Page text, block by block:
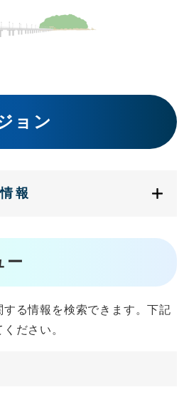
ョン
報
ー
る情報を検索できます。下記
ださい。